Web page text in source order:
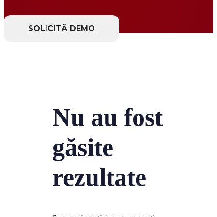
SOLICITĂ DEMO
Nu au fost
găsite
rezultate